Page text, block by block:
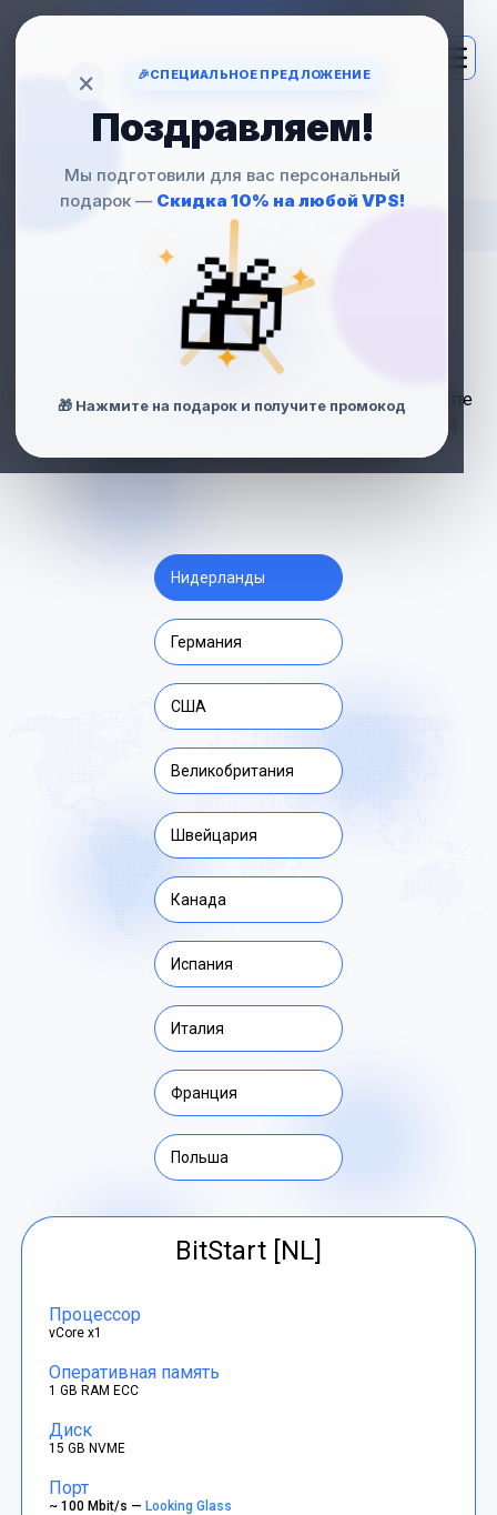
VPSС DOCKER
— ЗАПУСКАЙТЕ
ПРИЛОЖЕНИЯ В
КОНТЕЙНЕРАХ
Управляйте изолированными сервисами,
развертывайте контейнеры в один клик, используйте
Нидерланды
Германия
США
Великобритания
Швейцария
Канада
Испания
Италия
Франция
Польша
BitStart [NL]
Процессор
vCore x1
Оперативная память
1 GB RAM ECC
Диск
15 GB NVME
Порт
~ 100 Mbit/s —Looking Glass
× 🎉СПЕЦИАЛЬНОЕ ПРЕДЛОЖЕНИЕ
Поздравляем!
Мы подготовили для вас персональный
подарок — Скидка 10% на любой VPS!
✦
✦
✦
🎁
🎁 Нажмите на подарок и получите промокод